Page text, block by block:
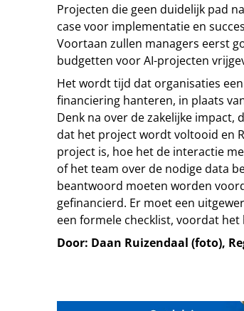
Projecten die geen duidelijk pad
case voor implementatie en
Voortaan zullen managers eerst
budgetten voor AI-projecten
Het wordt tijd dat organisaties een
financiering hanteren, in plaats
Denk na over de zakelijke impact,
dat het project wordt voltooid en
project is, hoe het de interactie
of het team over de nodige data
beantwoord moeten worden
gefinancierd. Er moet een
een formele checklist, voordat
Door: Daan Ruizendaal (foto),